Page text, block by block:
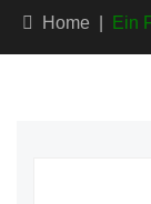
Home Ein